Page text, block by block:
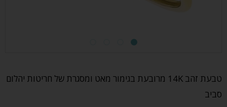
טבעת זהב 14K מרובעת בגימור מאט ומסגרת של חריטות יהלום
סביב